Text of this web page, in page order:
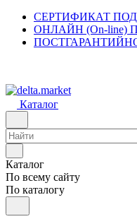
СЕРТИФИКАТ
ОНЛАЙН (On-line)
Каталог
Каталог
По всему сайту
По каталогу